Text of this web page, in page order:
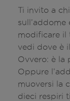
Ti invito a
sull’addome
modificare il
vedi dove è
Ovvero: è la
Oppure
muoversi la
dieci respiri